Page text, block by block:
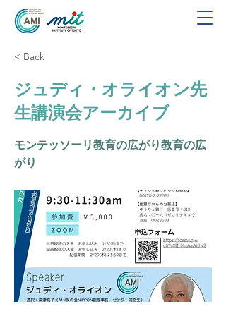
< Back
ジュディ・オライオン先
生講演会アーカイブ
モンテッソーリ教育の広がり教育の広
がり